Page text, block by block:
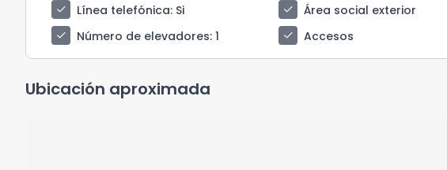
check
Línea telefónica: Si check Área social exterior
check
Número de elevadores: 1 check Accesos
Ubicación aproximada